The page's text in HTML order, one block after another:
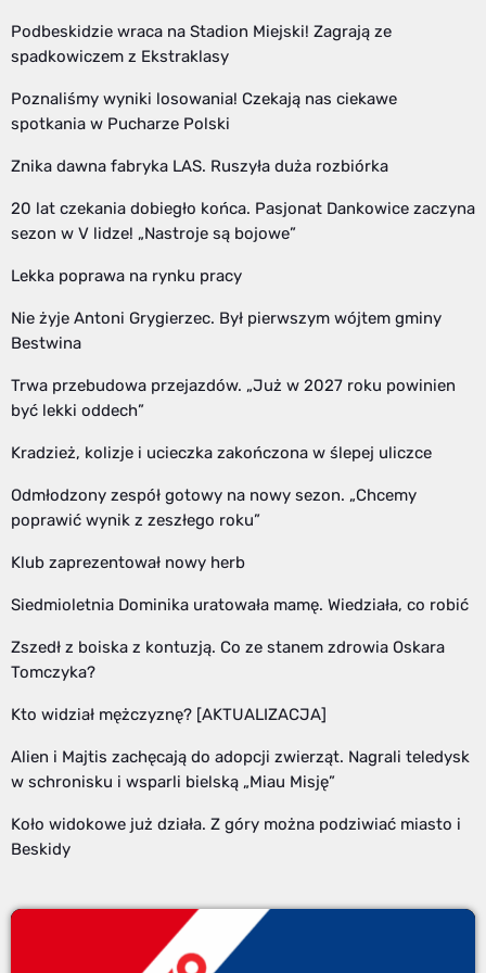
Podbeskidzie wraca na Stadion Miejski! Zagrają ze
spadkowiczem z Ekstraklasy
Poznaliśmy wyniki losowania! Czekają nas ciekawe
spotkania w Pucharze Polski
Znika dawna fabryka LAS. Ruszyła duża rozbiórka
20 lat czekania dobiegło końca. Pasjonat Dankowice zaczyna
sezon w V lidze! „Nastroje są bojowe”
Lekka poprawa na rynku pracy
Nie żyje Antoni Grygierzec. Był pierwszym wójtem gminy
Bestwina
Trwa przebudowa przejazdów. „Już w 2027 roku powinien
być lekki oddech”
Kradzież, kolizje i ucieczka zakończona w ślepej uliczce
Odmłodzony zespół gotowy na nowy sezon. „Chcemy
poprawić wynik z zeszłego roku”
Klub zaprezentował nowy herb
Siedmioletnia Dominika uratowała mamę. Wiedziała, co robić
Zszedł z boiska z kontuzją. Co ze stanem zdrowia Oskara
Tomczyka?
Kto widział mężczyznę? [AKTUALIZACJA]
Alien i Majtis zachęcają do adopcji zwierząt. Nagrali teledysk
w schronisku i wsparli bielską „Miau Misję”
Koło widokowe już działa. Z góry można podziwiać miasto i
Beskidy